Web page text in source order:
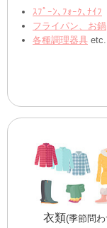
ｽﾌﾟｰﾝ､ﾌｫｰｸ､ﾅｲﾌ
フライパン、お鍋
各種調理器具 etc.
衣類(季節問